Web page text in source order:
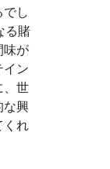
でし
る賭
味が
イン
、世
な興
くれ